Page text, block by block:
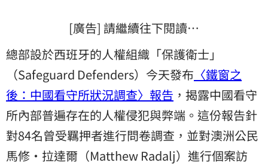
[廣告] 請繼續往下閱讀…
總部設於西班牙的人權組織「保護衛士」
（Safeguard Defenders）今天發布 〈鐵窗之
後：中國看守所狀況調查〉報告 ，揭露中國看守
所內部普遍存在的人權侵犯與弊端。這份報告針
對84名曾受羈押者進行問卷調查，並對澳洲公民
馬修·拉達爾（Matthew Radalj）進行個案訪